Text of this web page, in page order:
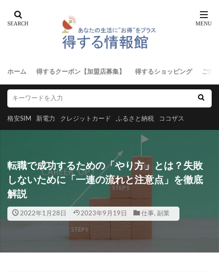
ホーム 得するクーポン【加盟店募集】 得するショッピング ご意
格安SIM 新電力 クレジットカード ふるさと納税 ココザス
転職で成功するための「やり方」とは？失敗
しないために「一連の流れと注意点」を徹底
解説
2022年1月28日 2023年9月19日 仕事, 副業